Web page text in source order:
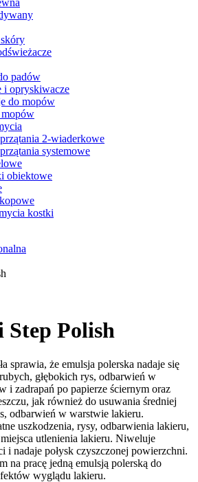
padów
i opryskiwacze
do mopów
mopów
2-wiaderkowe
systemowe
obiektowe
kostki
Polish
sprawia, że emulsja polerska nadaje się
głębokich rys, odbarwień w
i zadrapań po papierze ściernym oraz
jak również do usuwania średniej
odbarwień w warstwie lakieru.
uszkodzenia, rysy, odbarwienia lakieru,
utlenienia lakieru. Niweluje
i nadaje połysk czyszczonej powierzchni.
na pracę jedną emulsją polerską do
wyglądu lakieru.